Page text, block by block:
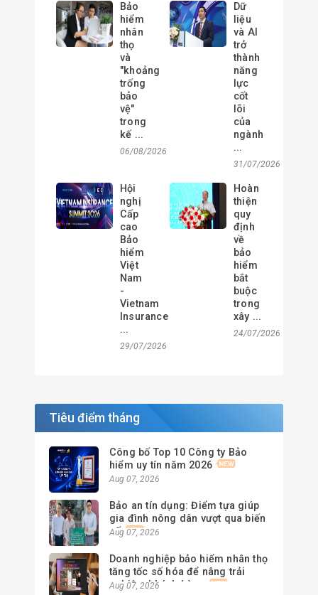
Bảo
hiểm
nhân
thọ
và
"khoảng
trống
bảo
vệ"
trong
kế ...
06/08/2026
Dữ
liệu
và AI
trở
thành
năng
lực
cốt
lõi
của
ngành
...
31/07/2026
Hội
nghị
Cấp
cao
Bảo
hiểm
Việt
Nam
-
Vietnam
Insurance
...
29/07/2026
Hoàn
thiện
quy
định
về
bảo
hiểm
bắt
buộc
trong
xây ...
24/07/2026
Tiêu điểm tháng
Công bố Top 10 Công ty Bảo
hiểm uy tín năm 2026
Aug 07, 2026
Bảo an tín dụng: Điểm tựa giúp
gia đình nông dân vượt qua biến
cố
Aug 07, 2026
Doanh nghiệp bảo hiểm nhân thọ
tăng tốc số hóa để nâng trải
nghiệm khách hàng
Aug 07, 2026